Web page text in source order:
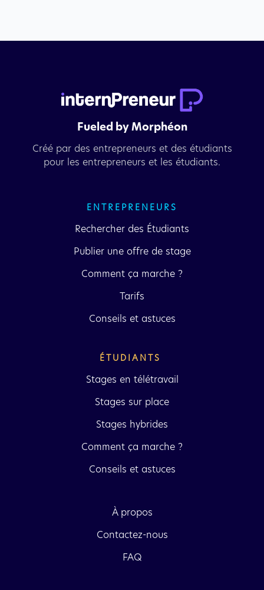
Fueled by Morphéon
Créé par des entrepreneurs et des étudiants
pour les entrepreneurs et les étudiants.
ENTREPRENEURS
Rechercher des Étudiants
Publier une offre de stage
Comment ça marche ?
Tarifs
Conseils et astuces
ÉTUDIANTS
Stages en télétravail
Stages sur place
Stages hybrides
Comment ça marche ?
Conseils et astuces
À propos
Contactez-nous
FAQ